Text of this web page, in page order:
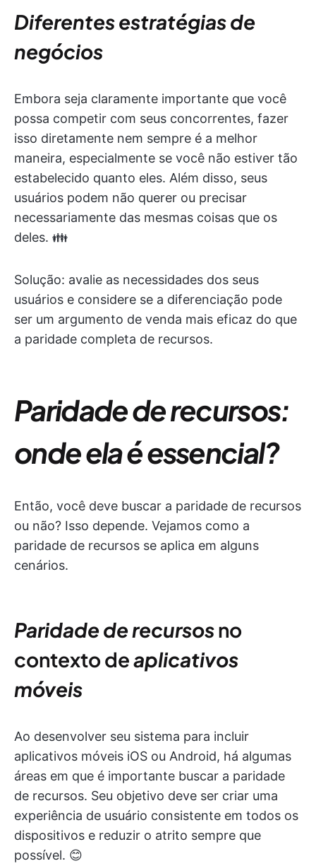
Diferentes estratégias de
negócios
Embora seja claramente importante que você
possa competir com seus concorrentes, fazer
isso diretamente nem sempre é a melhor
maneira, especialmente se você não estiver tão
estabelecido quanto eles. Além disso, seus
usuários podem não querer ou precisar
necessariamente das mesmas coisas que os
deles. 👪
Solução: avalie as necessidades dos seus
usuários e considere se a diferenciação pode
ser um argumento de venda mais eficaz do que
a paridade completa de recursos.
Paridade de recursos:
onde ela é essencial?
Então, você deve buscar a paridade de recursos
ou não? Isso depende. Vejamos como a
paridade de recursos se aplica em alguns
cenários.
Paridade de recursosno
contexto deaplicativos
móveis
Ao desenvolver seu sistema para incluir
aplicativos móveis iOS ou Android, há algumas
áreas em que é importante buscar a paridade
de recursos. Seu objetivo deve ser criar uma
experiência de usuário consistente em todos os
dispositivos e reduzir o atrito sempre que
possível. 😊